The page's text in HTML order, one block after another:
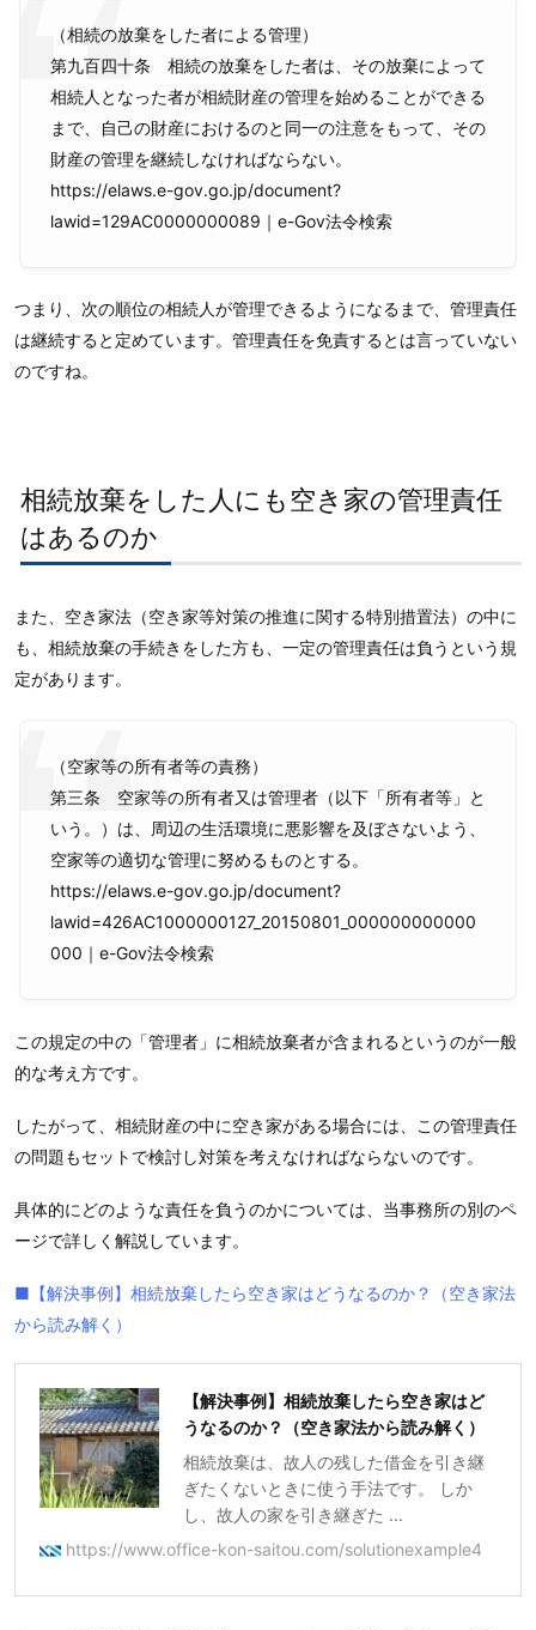
（相続の放棄をした者による管理）
第九百四十条 相続の放棄をした者は、その放棄によって
相続人となった者が相続財産の管理を始めることができる
まで、自己の財産におけるのと同一の注意をもって、その
財産の管理を継続しなければならない。
https://elaws.e-gov.go.jp/document?
lawid=129AC0000000089｜e-Gov法令検索
つまり、次の順位の相続人が管理できるようになるまで、管理責任
は継続すると定めています。管理責任を免責するとは言っていない
のですね。
相続放棄をした人にも空き家の管理責任
はあるのか
また、空き家法（空き家等対策の推進に関する特別措置法）の中に
も、相続放棄の手続きをした方も、一定の管理責任は負うという規
定があります。
（空家等の所有者等の責務）
第三条 空家等の所有者又は管理者（以下「所有者等」と
いう。）は、周辺の生活環境に悪影響を及ぼさないよう、
空家等の適切な管理に努めるものとする。
https://elaws.e-gov.go.jp/document?
lawid=426AC1000000127_20150801_000000000000
000｜e-Gov法令検索
この規定の中の「管理者」に相続放棄者が含まれるというのが一般
的な考え方です。
したがって、相続財産の中に空き家がある場合には、この管理責任
の問題もセットで検討し対策を考えなければならないのです。
具体的にどのような責任を負うのかについては、当事務所の別のペ
ージで詳しく解説しています。
■【解決事例】相続放棄したら空き家はどうなるのか？（空き家法
から読み解く）
【解決事例】相続放棄したら空き家はど
うなるのか？（空き家法から読み解く）
相続放棄は、故人の残した借金を引き継
ぎたくないときに使う手法です。 しか
し、故人の家を引き継ぎた ...
https://www.office-kon-saitou.com/solutionexample4